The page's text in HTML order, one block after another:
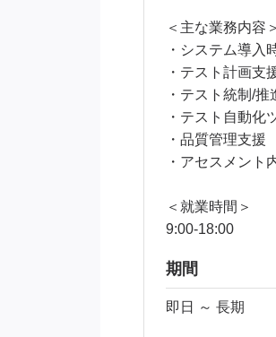
＜主な業務内容＞
・システム導入
・テスト計画支
・テスト統制/推
・テスト自動化
・品質管理支援
・アセスメント
＜就業時間＞
9:00‐18:00
期間
即日 ～ 長期